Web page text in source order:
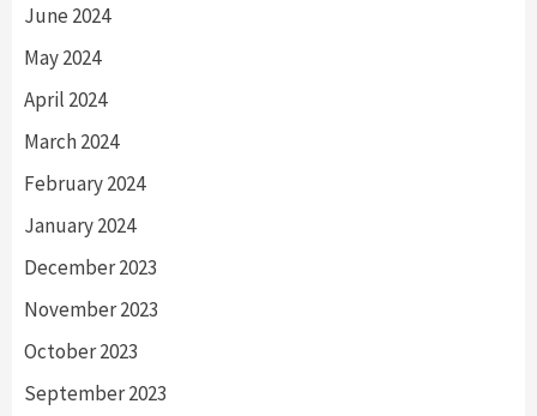
June 2024
May 2024
April 2024
March 2024
February 2024
January 2024
December 2023
November 2023
October 2023
September 2023